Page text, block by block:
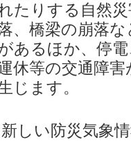
たりする自然
、橋梁の崩落
あるほか、停
休等の交通障
じます。
新しい防災気象